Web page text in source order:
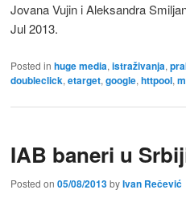
Jovana Vujin i Aleksandra
Jul 2013.
Posted in huge media, istraživanja,
doubleclick, etarget, google, httpool,
IAB baneri u
Posted on 05/08/2013byIvan Rečević